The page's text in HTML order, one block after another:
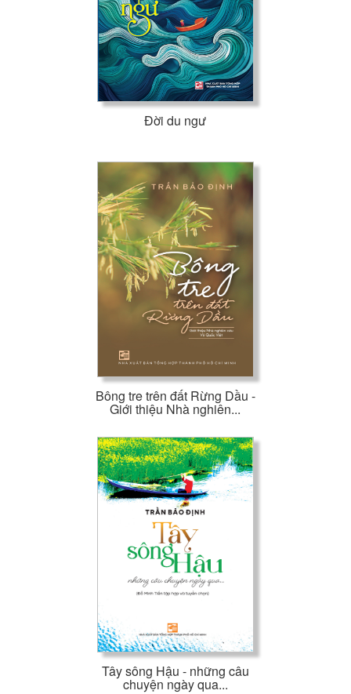
Đời du ngư
Bông tre trên đất Rừng Dầu -
Giới thiệu Nhà nghiên...
Tây sông Hậu - những câu
chuyện ngày qua...